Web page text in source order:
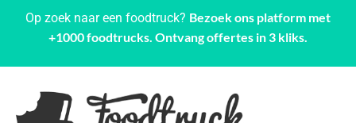
Op zoek naar een foodtruck? Bezoek ons platform met
+1000 foodtrucks. Ontvang offertes in 3 kliks.